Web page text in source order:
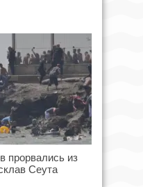
прорвались из
Сеута